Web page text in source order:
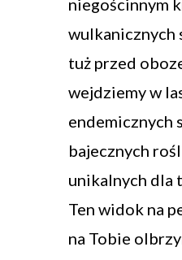
niegościnnym
wulkanicznych
tuż przed
wejdziemy w
endemicznych
bajecznych
unikalnych dla
Ten widok na
na Tobie